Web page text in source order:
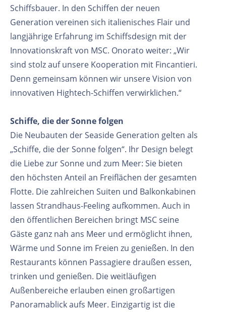
Schiffsbauer. In den Schiffen der neuen
Generation vereinen sich italienisches Flair und
langjährige Erfahrung im Schiffsdesign mit der
Innovationskraft von MSC. Onorato weiter: „Wir
sind stolz auf unsere Kooperation mit Fincantieri.
Denn gemeinsam können wir unsere Vision von
innovativen Hightech-Schiffen verwirklichen.“
Schiffe, die der Sonne folgen
Die Neubauten der Seaside Generation gelten als
„Schiffe, die der Sonne folgen“. Ihr Design belegt
die Liebe zur Sonne und zum Meer: Sie bieten
den höchsten Anteil an Freiflächen der gesamten
Flotte. Die zahlreichen Suiten und Balkonkabinen
lassen Strandhaus-Feeling aufkommen. Auch in
den öffentlichen Bereichen bringt MSC seine
Gäste ganz nah ans Meer und ermöglicht ihnen,
Wärme und Sonne im Freien zu genießen. In den
Restaurants können Passagiere draußen essen,
trinken und genießen. Die weitläufigen
Außenbereiche erlauben einen großartigen
Panoramablick aufs Meer. Einzigartig ist die